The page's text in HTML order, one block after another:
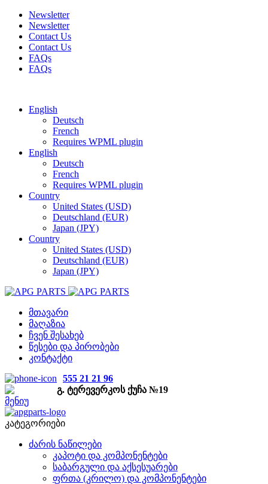
Newsletter
Newsletter
Contact Us
Contact Us
FAQs
FAQs
English
Deutsch
French
Requires WPML plugin
English
Deutsch
French
Requires WPML plugin
Country
United States (USD)
Deutschland (EUR)
Japan (JPY)
Country
United States (USD)
Deutschland (EUR)
Japan (JPY)
მთავარი
მაღაზია
ჩვენ შესახებ
წესები და პირობები
კონტაქტი
555 21 21 96
გ. ტერევერკოს ქუჩა №19
მენიუ
კატეგორიები
ძარის ნაწილები
კაპოტი და კომპონენტები
საბარგული და აქსესუარები
ფრთა (კრილო) და კომპონენტები